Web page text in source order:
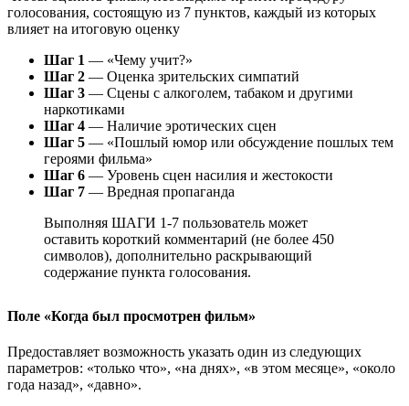
голосования, состоящую из 7 пунктов, каждый из которых
влияет на итоговую оценку
Шаг 1 — «Чему учит?»
Шаг 2 — Оценка зрительских симпатий
Шаг 3 — Сцены с алкоголем, табаком и другими
наркотиками
Шаг 4 — Наличие эротических сцен
Шаг 5 — «Пошлый юмор или обсуждение пошлых тем
героями фильма»
Шаг 6 — Уровень сцен насилия и жестокости
Шаг 7 — Вредная пропаганда
Выполняя ШАГИ 1-7 пользователь может
оставить короткий комментарий (не более 450
символов), дополнительно раскрывающий
содержание пункта голосования.
Поле «Когда был просмотрен фильм»
Предоставляет возможность указать один из следующих
параметров: «только что», «на днях», «в этом месяце», «около
года назад», «давно».